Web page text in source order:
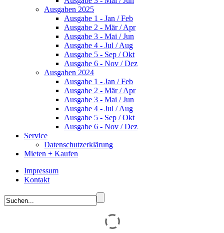
Ausgaben 2025
Ausgabe 1 - Jan / Feb
Ausgabe 2 - Mär / Apr
Ausgabe 3 - Mai / Jun
Ausgabe 4 - Jul / Aug
Ausgabe 5 - Sep / Okt
Ausgabe 6 - Nov / Dez
Ausgaben 2024
Ausgabe 1 - Jan / Feb
Ausgabe 2 - Mär / Apr
Ausgabe 3 - Mai / Jun
Ausgabe 4 - Jul / Aug
Ausgabe 5 - Sep / Okt
Ausgabe 6 - Nov / Dez
Service
Datenschutzerklärung
Mieten + Kaufen
Impressum
Kontakt